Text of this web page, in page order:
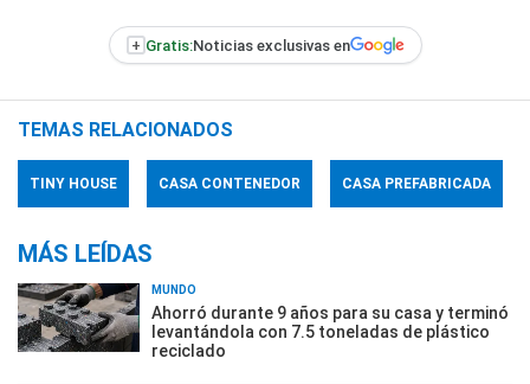
+ Gratis:Noticias exclusivas en
TEMAS RELACIONADOS
TINY HOUSE CASA CONTENEDOR CASA PREFABRICADA
MÁS LEÍDAS
MUNDO
Ahorró durante 9 años para su casa y terminó
levantándola con 7.5 toneladas de plástico
reciclado